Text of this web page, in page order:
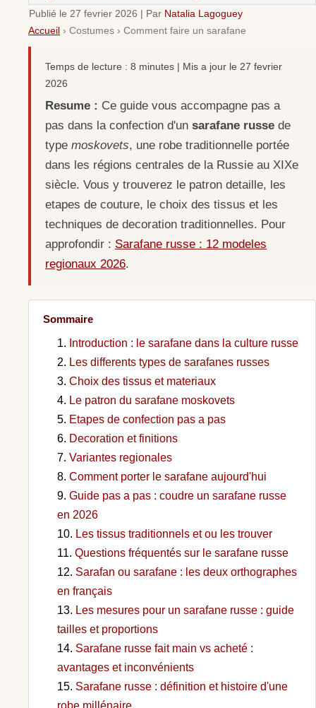
Publié le 27 fevrier 2026 | Par Natalia Lagoguey
Accueil › Costumes › Comment faire un sarafane
Temps de lecture : 8 minutes | Mis a jour le 27 fevrier
2026
Resume : Ce guide vous accompagne pas a
pas dans la confection d'un sarafane russe de
type moskovets, une robe traditionnelle portée
dans les régions centrales de la Russie au XIXe
siècle. Vous y trouverez le patron detaille, les
etapes de couture, le choix des tissus et les
techniques de decoration traditionnelles. Pour
approfondir : Sarafane russe : 12 modeles
regionaux 2026.
Sommaire
Introduction : le sarafane dans la culture russe
Les differents types de sarafanes russes
Choix des tissus et materiaux
Le patron du sarafane moskovets
Etapes de confection pas a pas
Decoration et finitions
Variantes regionales
Comment porter le sarafane aujourd'hui
Guide pas a pas : coudre un sarafane russe
en 2026
Les tissus traditionnels et ou les trouver
Questions fréquentés sur le sarafane russe
Sarafan ou sarafane : les deux orthographes
en français
Les mesures pour un sarafane russe : guide
tailles et proportions
Sarafane russe fait main vs acheté :
avantages et inconvénients
Sarafane russe : définition et histoire d'une
robe millénaire